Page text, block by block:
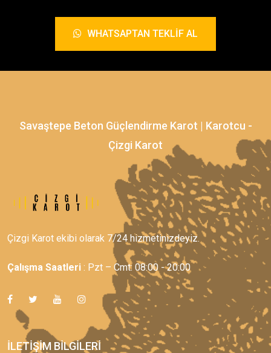
WHATSAPTAN TEKLIF AL
Savaştepe Beton Güçlendirme Karot | Karotcu -
Çizgi Karot
Çizgi Karot ekibi olarak 7/24 hizmetinizdeyiz.
Çalışma Saatleri : Pzt – Cmt: 08:00 - 20:00
İLETIŞIM BILGILERI